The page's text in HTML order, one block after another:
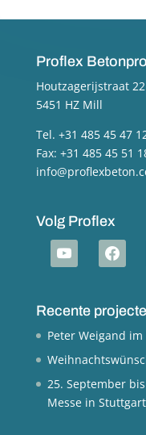
Proflex
Houtzagerijstraat 22
5451 HZ Mill
Tel. +31 485 45 47
Fax: +31 485 45 51
Volg Proflex
youtube facebook
Recente
Peter Weigand
25. September
Messe in Stuttgart